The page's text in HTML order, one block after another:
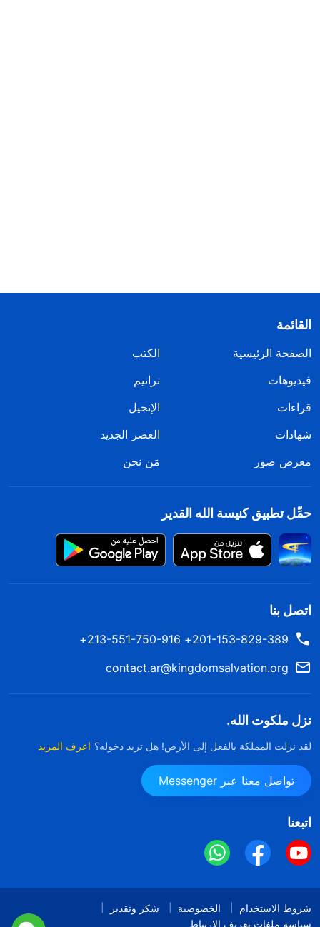
القائمة
الصفحة الرئيسية
الكتب
فيديوهات
ترانيم
قراءات
الإنجيل
شهادات
العصر الجديد
معرض صور
مَن نحن
حمِّل تطبيق كنيسة الله القدير
اتصل بنا
201-153-829-389+ 213-551-750-916+
contact.ar@kingdomsalvation.org
نزل ملكوت الله.
لقد نزلت المملكة بالفعل إلى الأرض! هل تريد دخوله؟ اعرف المزيد
تواصل معنا عبر Messenger
اتبعنا
شروط الاستخدام الخصوصية
شكر وتقدير
سياسة ملفات تعريف الارتباط